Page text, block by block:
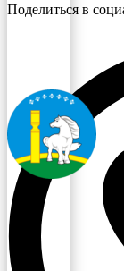
Поделиться в